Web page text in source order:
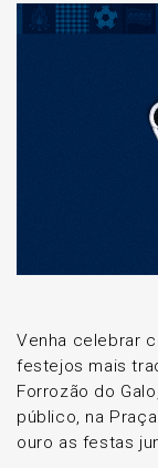
Venha celebrar
festejos mais
Forrozão do
público, na
ouro as festas